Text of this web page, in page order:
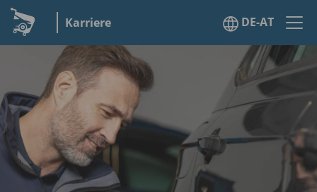
Karriere DE-AT